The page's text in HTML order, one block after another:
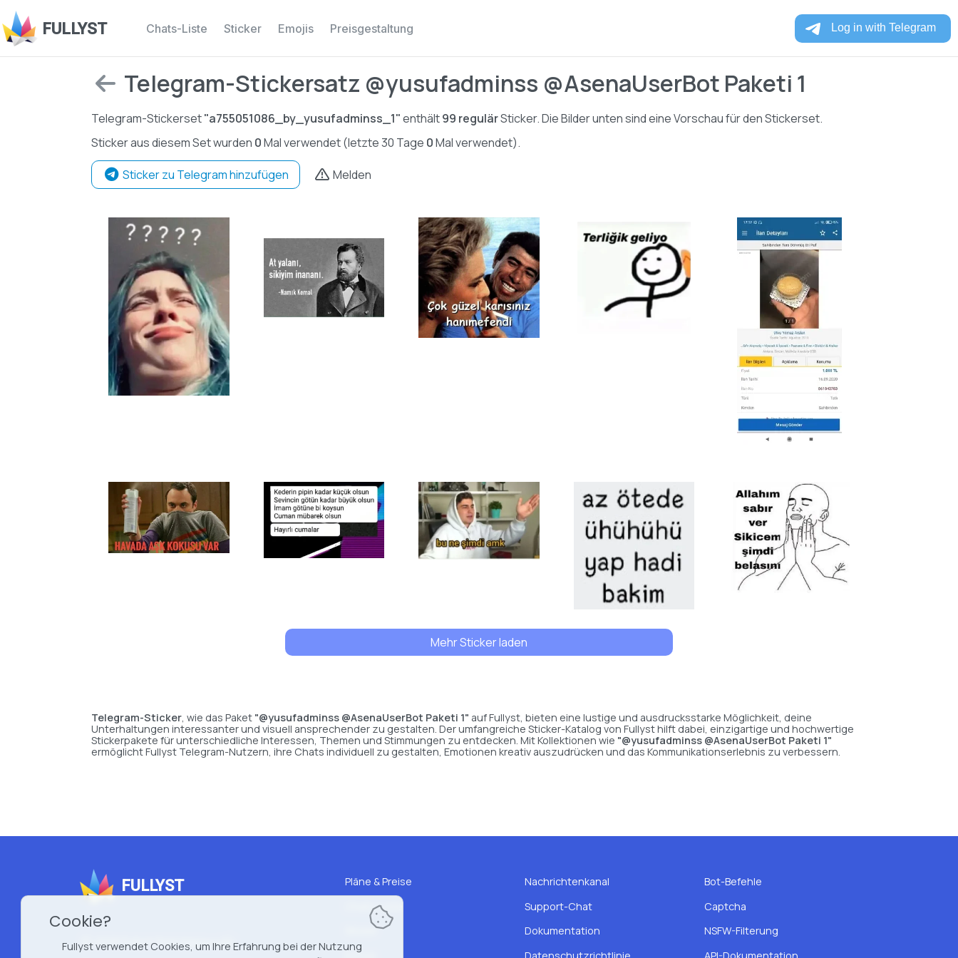
FULLYST Chats-Liste Sticker Emojis Preisgestaltung
Telegram-Stickersatz @yusufadminss @AsenaUserBot Paketi 1
Telegram-Stickerset"a755051086_by_yusufadminss_1"enthält99 regulärSticker. Die Bilder unten sind eine Vorschau für den Stickerset.
Sticker aus diesem Set wurden 0Mal verwendet (letzte 30 Tage 0Mal verwendet).
Sticker zu Telegram hinzufügen Melden
Mehr Sticker laden
Telegram-Sticker , wie das Paket "@yusufadminss @AsenaUserBot Paketi 1" auf Fullyst, bieten eine lustige und ausdrucksstarke Möglichkeit, deine
Unterhaltungen interessanter und visuell ansprechender zu gestalten. Der umfangreiche Sticker-Katalog von Fullyst hilft dabei, einzigartige und hochwertige
Stickerpakete für unterschiedliche Interessen, Themen und Stimmungen zu entdecken. Mit Kollektionen wie "@yusufadminss @AsenaUserBot Paketi 1"
ermöglicht Fullyst Telegram-Nutzern, ihre Chats individuell zu gestalten, Emotionen kreativ auszudrücken und das Kommunikationserlebnis zu verbessern.
FULLYST
2026 Fullyst from Improvy OÜ
Pläne & Preise
Chats-Liste
Sticker
Nachrichtenkanal
Support-Chat
Dokumentation
Bot-Befehle
Captcha
NSFW-Filterung
Cookie?
Fullyst verwendet Cookies, um Ihre Erfahrung bei der Nutzung